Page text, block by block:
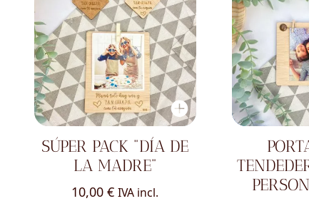
SÚPER PACK "DÍA DE
LA MADRE"
10,00€ IVA incl.